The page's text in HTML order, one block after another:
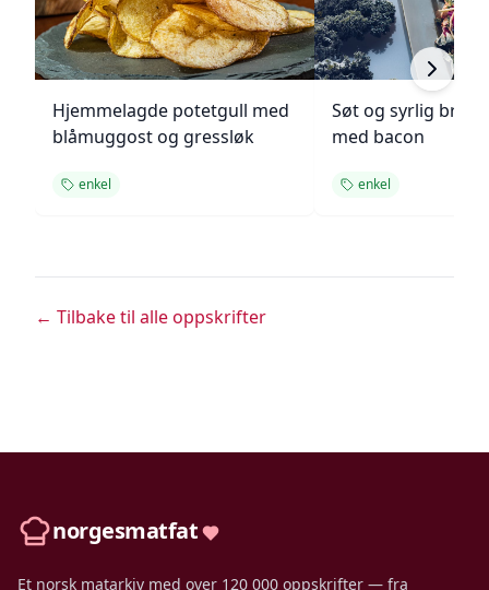
Hjemmelagde potetgull med
blåmuggost og gressløk
enkel
Søt og syrlig
med bacon
enkel
← Tilbake til alle oppskrifter
norgesmatfat
Et norsk matarkiv med over 120 000 oppskrifter — fra